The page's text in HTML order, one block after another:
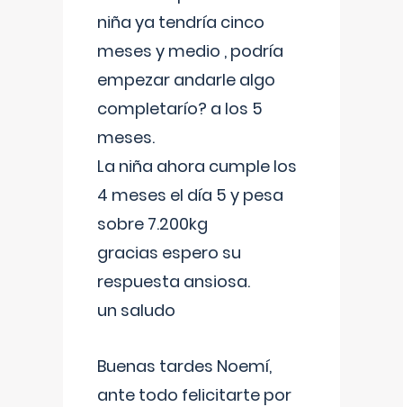
niña ya tendría cinco
meses y medio , podría
empezar andarle algo
completarío? a los 5
meses.
La niña ahora cumple los
4 meses el día 5 y pesa
sobre 7.200kg
gracias espero su
respuesta ansiosa.
un saludo
Buenas tardes Noemí,
ante todo felicitarte por